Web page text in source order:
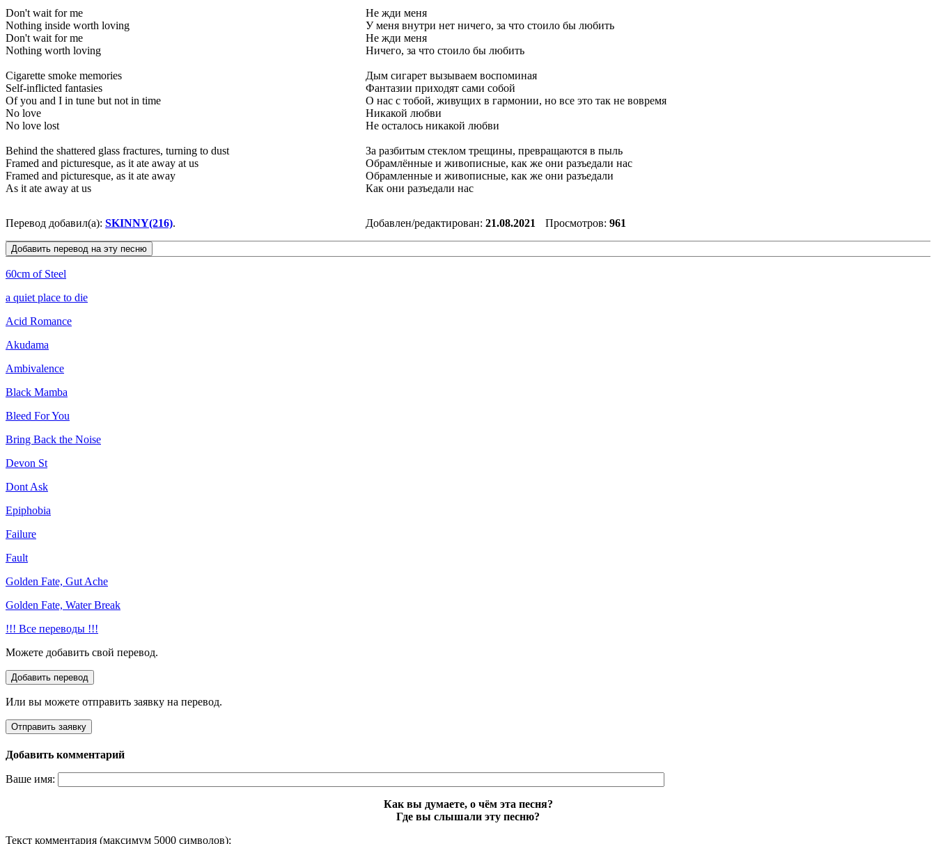
Don't wait for me
Nothing inside worth loving
Don't wait for me
Nothing worth loving
Cigarette smoke memories
Self-inflicted fantasies
Of you and I in tune but not in time
No love
No love lost
Behind the shattered glass fractures, turning to dust
Framed and picturesque, as it ate away at us
Framed and picturesque, as it ate away
As it ate away at us
Не жди меня
У меня внутри нет ничего, за что стоило бы любить
Не жди меня
Ничего, за что стоило бы любить
Дым сигарет вызываем воспоминая
Фантазии приходят сами собой
О нас с тобой, живущих в гармонии, но все это так не вовремя
Никакой любви
Не осталось никакой любви
За разбитым стеклом трещины, превращаются в пыль
Обрамлённые и живописные, как же они разъедали нас
Обрамленные и живописные, как же они разъедали
Как они разъедали нас
Перевод добавил(а): SKINNY(216). Добавлен/редактирован: 21.08.2021 Просмотров: 961
60cm of Steel
a quiet place to die
Acid Romance
Akudama
Ambivalence
Black Mamba
Bleed For You
Bring Back the Noise
Devon St
Dont Ask
Epiphobia
Failure
Fault
Golden Fate, Gut Ache
Golden Fate, Water Break
!!! Все переводы !!!
Можете добавить свой перевод.
Или вы можете отправить заявку на перевод.
Добавить комментарий
Ваше имя:
Как вы думаете, о чём эта песня?
Где вы слышали эту песню?
Текст комментария (максимум 5000 символов):